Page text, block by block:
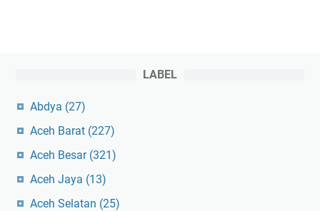
LABEL
Abdya (27)
Aceh Barat (227)
Aceh Besar (321)
Aceh Jaya (13)
Aceh Selatan (25)